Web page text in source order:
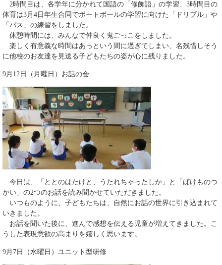
2時間目は、各学年に分かれて国語の「修飾語」の学習、3時間目の
体育は3月4日年生合同でポートボールの学習に向けた「ドリブル」や
「パス」の練習をしました。
休憩時間には、みんなで仲良く鬼ごっこをしました。
楽しく有意義な時間はあっという間に過ぎてしまい、名残惜しそう
に他校のお友達を見送る子どもたちの姿が心に残りました。
9月12日（月曜日）お話の会
今日は、「ととのはたけと、うたれちゃったしか」と「ばけものつ
かい」の2つのお話を読み聞かせていただきました。
いつものように、子どもたちは、自然にお話の世界に引き込まれて
いきました。
お話を聞いた後に、進んで感想を伝える児童が増えてきました。こ
うした表現意欲の高まりを嬉しく思います。
9月7日（水曜日）ユニット型研修